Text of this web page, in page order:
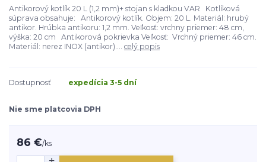
Antikorový kotlík 20 L (1,2 mm)+ stojan s kladkou VAR Kotlíková
súprava obsahuje: Antikorový kotlík. Objem: 20 L. Materiál: hrubý
antikor. Hrúbka antikoru: 1,2 mm. Veľkosť: vrchny priemer: 48 cm,
výška: 20 cm Antikorová pokrievka Veľkosť: Vrchný priemer: 46 cm.
Materiál: nerez INOX (antikor).... celý popis
Dostupnosť expedícia 3-5 dní
Nie sme platcovia DPH
86 €/ks